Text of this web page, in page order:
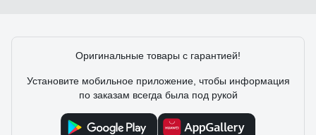
Оригинальные товары с гарантией!
Установите мобильное приложение, чтобы информация
по заказам всегда была под рукой